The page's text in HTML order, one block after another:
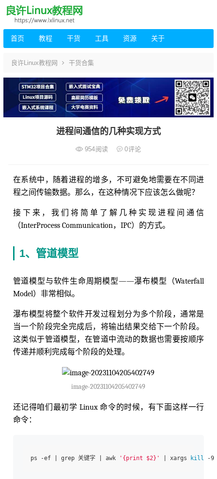
首页 教程 干货 工具 资源 关于
良许Linux教程网 干货合集
进程间通信的几种实现方式
954阅读 0评论
在系统中，随着进程的增多，不可避免地需要在不同进
程之间传输数据。那么，在这种情况下应该怎么做呢？
接下来，我们将简单了解几种实现进程间通信
（InterProcess Communication，IPC）的方式。
1、管道模型
管道模型与软件生命周期模型——瀑布模型（Waterfall
Model）非常相似。
瀑布模型将整个软件开发过程划分为多个阶段，通常是
当一个阶段完全完成后，将输出结果交给下一个阶段。
这类似于管道模型，在管道中流动的数据也需要按顺序
传递并顺利完成每个阶段的处理。
image-20231104205402749
还记得咱们最初学 Linux 命令的时候，有下面这样一行
命令：
ps -ef | grep 关键字 | awk '{print $2}' | xargs kill -9